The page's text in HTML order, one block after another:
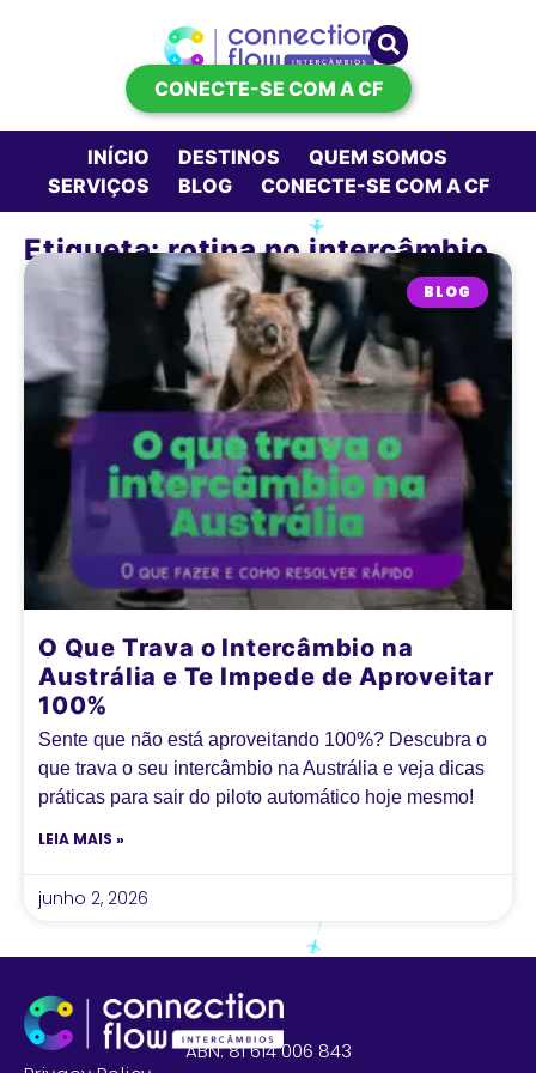
CONECTE-SE COM A CF
INÍCIO DESTINOS
QUEM SOMOS
SERVIÇOS
BLOG CONECTE-SE COM A CF
Etiqueta: rotina no intercâmbio
BLOG
O Que Trava o Intercâmbio na
Austrália e Te Impede de Aproveitar
100%
Sente que não está aproveitando 100%? Descubra o
que trava o seu intercâmbio na Austrália e veja dicas
práticas para sair do piloto automático hoje mesmo!
LEIA MAIS »
junho 2, 2026
ABN: 81 614 006 843